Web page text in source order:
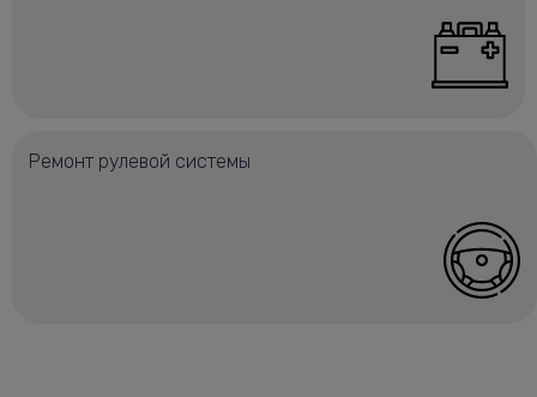
Ремонт рулевой системы